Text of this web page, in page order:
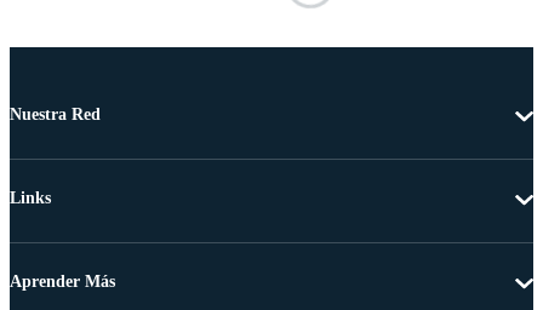
Nuestra Red
Links
Aprender Más